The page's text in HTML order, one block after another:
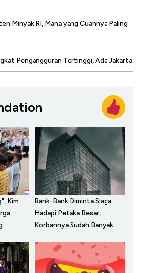
Minyak RI, Mana yang Cuannya Paling
Pengangguran Tertinggi, Ada Jakarta
Kim
Bank-Bank Diminta Siaga
Hadapi Petaka Besar,
Korbannya Sudah Banyak